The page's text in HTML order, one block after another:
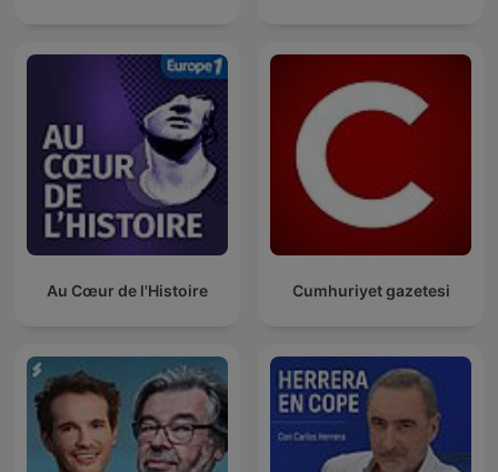
Au Cœur de l'Histoire Cumhuriyet gazetesi